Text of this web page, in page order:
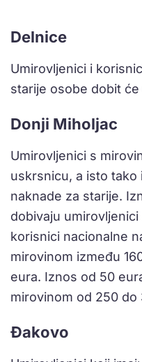
Delnice
Umirovljenici i
starije osobe dobit
Donji Miholjac
Umirovljenici s
uskrsnicu, a isto tako
naknade za starije.
dobivaju
korisnici nacionalne
mirovinom između
eura. Iznos od 50
mirovinom od 250 do
Đakovo